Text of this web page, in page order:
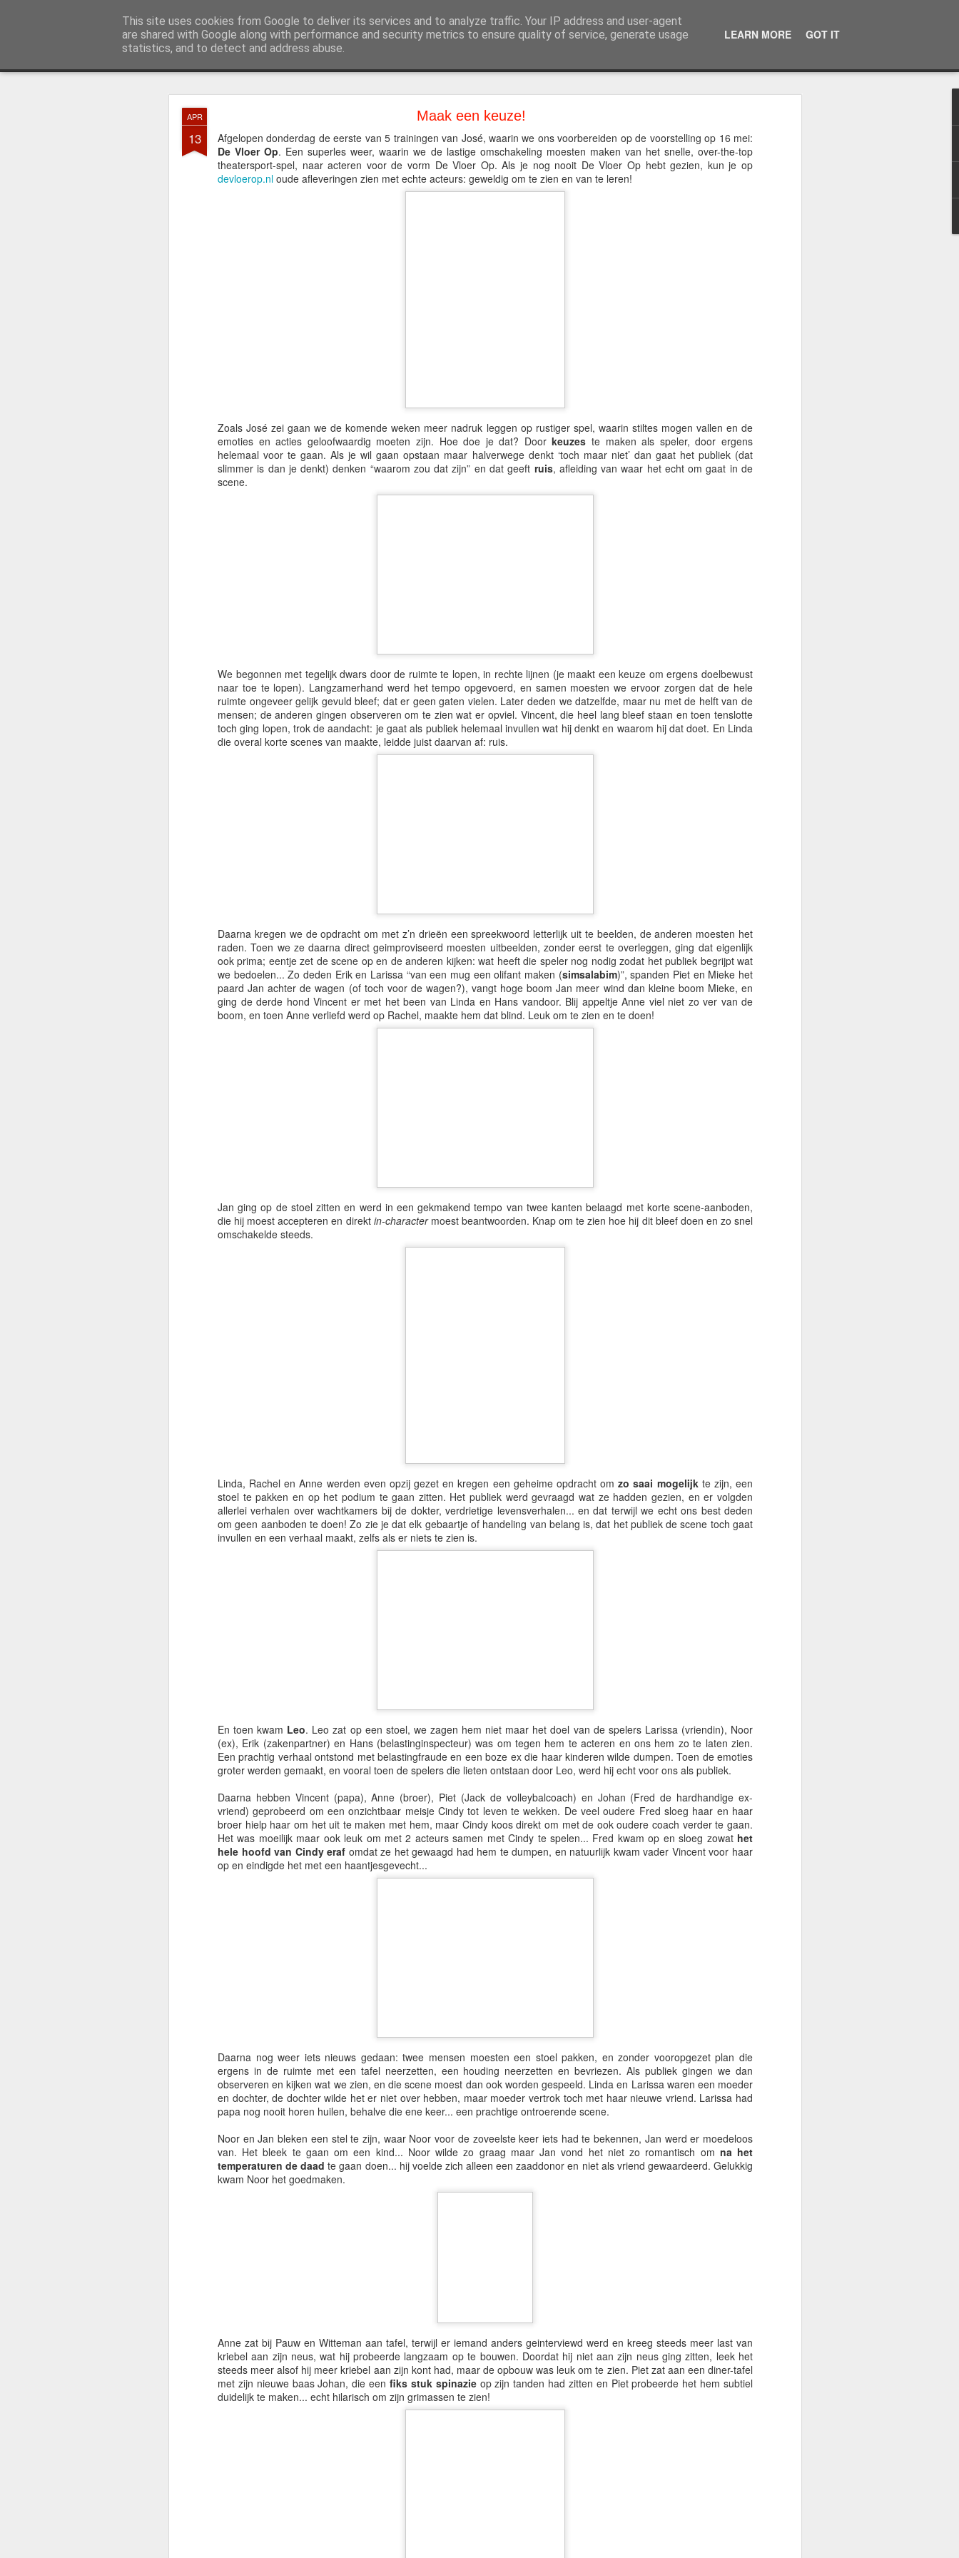
APR
13
Maak een keuze!
Afgelopen donderdag de eerste van 5 trainingen van José, waarin we ons voorbereiden op de voorstelling op 16 mei:
De Vloer Op. Een superles weer, waarin we de lastige omschakeling moesten maken van het snelle, over-the-top
theatersport-spel, naar acteren voor de vorm De Vloer Op. Als je nog nooit De Vloer Op hebt gezien, kun je op
devloerop.nl oude afleveringen zien met echte acteurs: geweldig om te zien en van te leren!
Zoals José zei gaan we de komende weken meer nadruk leggen op rustiger spel, waarin stiltes mogen vallen en de
emoties en acties geloofwaardig moeten zijn. Hoe doe je dat? Doorkeuzeste maken als speler, door ergens
helemaal voor te gaan. Als je wil gaan opstaan maar halverwege denkt ‘toch maar niet’ dan gaat het publiek (dat
slimmer is dan je denkt) denken “waarom zou dat zijn” en dat geeft ruis, afleiding van waar het echt om gaat in de
scene.
We begonnen met tegelijk dwars door de ruimte te lopen, in rechte lijnen (je maakt een keuze om ergens doelbewust
naar toe te lopen). Langzamerhand werd het tempo opgevoerd, en samen moesten we ervoor zorgen dat de hele
ruimte ongeveer gelijk gevuld bleef; dat er geen gaten vielen. Later deden we datzelfde, maar nu met de helft van de
mensen; de anderen gingen observeren om te zien wat er opviel. Vincent, die heel lang bleef staan en toen tenslotte
toch ging lopen, trok de aandacht: je gaat als publiek helemaal invullen wat hij denkt en waarom hij dat doet. En Linda
die overal korte scenes van maakte, leidde juist daarvan af: ruis.
Daarna kregen we de opdracht om met z’n drieën een spreekwoord letterlijk uit te beelden, de anderen moesten het
raden. Toen we ze daarna direct geimproviseerd moesten uitbeelden, zonder eerst te overleggen, ging dat eigenlijk
ook prima; eentje zet de scene op en de anderen kijken: wat heeft die speler nog nodig zodat het publiek begrijpt wat
we bedoelen... Zo deden Erik en Larissa “van een mug een olifant maken (simsalabim)”, spanden Piet en Mieke het
paard Jan achter de wagen (of toch voor de wagen?), vangt hoge boom Jan meer wind dan kleine boom Mieke, en
ging de derde hond Vincent er met het been van Linda en Hans vandoor. Blij appeltje Anne viel niet zo ver van de
boom, en toen Anne verliefd werd op Rachel, maakte hem dat blind. Leuk om te zien en te doen!
Jan ging op de stoel zitten en werd in een gekmakend tempo van twee kanten belaagd met korte scene-aanboden,
die hij moest accepteren en direkt in-charactermoest beantwoorden. Knap om te zien hoe hij dit bleef doen en zo snel
omschakelde steeds.
Linda, Rachel en Anne werden even opzij gezet en kregen een geheime opdracht omzo saai mogelijkte zijn, een
stoel te pakken en op het podium te gaan zitten. Het publiek werd gevraagd wat ze hadden gezien, en er volgden
allerlei verhalen over wachtkamers bij de dokter, verdrietige levensverhalen... en dat terwijl we echt ons best deden
om geen aanboden te doen! Zo zie je dat elk gebaartje of handeling van belang is, dat het publiek de scene toch gaat
invullen en een verhaal maakt, zelfs als er niets te zien is.
En toen kwam Leo. Leo zat op een stoel, we zagen hem niet maar het doel van de spelers Larissa (vriendin), Noor
(ex), Erik (zakenpartner) en Hans (belastinginspecteur) was om tegen hem te acteren en ons hem zo te laten zien.
Een prachtig verhaal ontstond met belastingfraude en een boze ex die haar kinderen wilde dumpen. Toen de emoties
groter werden gemaakt, en vooral toen de spelers die lieten ontstaan door Leo, werd hij echt voor ons als publiek.
Daarna hebben Vincent (papa), Anne (broer), Piet (Jack de volleybalcoach) en Johan (Fred de hardhandige ex-
vriend) geprobeerd om een onzichtbaar meisje Cindy tot leven te wekken. De veel oudere Fred sloeg haar en haar
broer hielp haar om het uit te maken met hem, maar Cindy koos direkt om met de ook oudere coach verder te gaan.
Het was moeilijk maar ook leuk om met 2 acteurs samen met Cindy te spelen... Fred kwam op en sloeg zowat het
hele hoofd van Cindy eraf omdat ze het gewaagd had hem te dumpen, en natuurlijk kwam vader Vincent voor haar
op en eindigde het met een haantjesgevecht...
Daarna nog weer iets nieuws gedaan: twee mensen moesten een stoel pakken, en zonder vooropgezet plan die
ergens in de ruimte met een tafel neerzetten, een houding neerzetten en bevriezen. Als publiek gingen we dan
observeren en kijken wat we zien, en die scene moest dan ook worden gespeeld. Linda en Larissa waren een moeder
en dochter, de dochter wilde het er niet over hebben, maar moeder vertrok toch met haar nieuwe vriend. Larissa had
papa nog nooit horen huilen, behalve die ene keer... een prachtige ontroerende scene.
Noor en Jan bleken een stel te zijn, waar Noor voor de zoveelste keer iets had te bekennen, Jan werd er moedeloos
van. Het bleek te gaan om een kind... Noor wilde zo graag maar Jan vond het niet zo romantisch om na het
temperaturen de daad te gaan doen... hij voelde zich alleen een zaaddonor en niet als vriend gewaardeerd. Gelukkig
kwam Noor het goedmaken.
Anne zat bij Pauw en Witteman aan tafel, terwijl er iemand anders geinterviewd werd en kreeg steeds meer last van
kriebel aan zijn neus, wat hij probeerde langzaam op te bouwen. Doordat hij niet aan zijn neus ging zitten, leek het
steeds meer alsof hij meer kriebel aan zijn kont had, maar de opbouw was leuk om te zien. Piet zat aan een diner-tafel
met zijn nieuwe baas Johan, die een fiks stuk spinazieop zijn tanden had zitten en Piet probeerde het hem subtiel
duidelijk te maken... echt hilarisch om zijn grimassen te zien!
This site uses cookies from Google to deliver its services and to analyze traffic. Your IP address and user-agent
are shared with Google along with performance and security metrics to ensure quality of service, generate usage
statistics, and to detect and address abuse.
LEARN MORE GOT IT
Expreszo Theatersport De leukste theatersportgroep in Hoorn
ImproXL was weer een feestje!
Afgelopen zaterdag, 28 juni, was het dan weer zover: ImproXL barstte los! Eerst werd er enthousiast deelgenomen
aan de workshops Setting the Scéne van Beetgaar en Finding the game van Factor 2
0 Een opmerking toevoegen